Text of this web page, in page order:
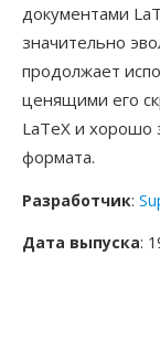
документами
значительно
продолжает
ценящими его
LaTeX и хорошо
формата.
Разработчик:
Дата выпуска: